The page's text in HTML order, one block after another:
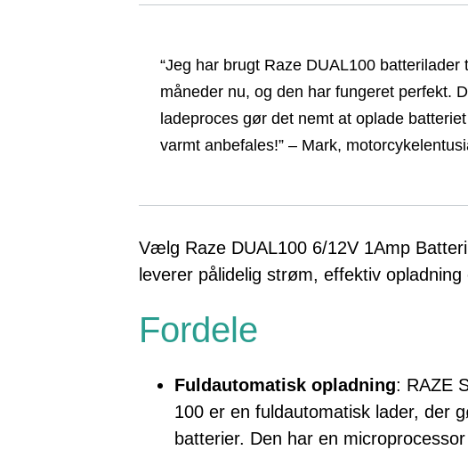
“Jeg har brugt Raze DUAL100
måneder nu, og den har fungeret perfekt.
ladeproces gør det nemt at oplade
varmt anbefales!” – Mark,
Vælg Raze DUAL100 6/12V 1Amp
leverer pålidelig strøm, effektiv
Fordele
Fuldautomatisk opladning: RAZE
100 er en fuldautomatisk lader, der
batterier. Den har en